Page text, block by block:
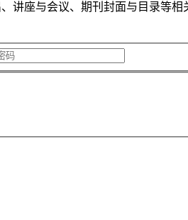
讲座与会议、期刊封面与目录等相